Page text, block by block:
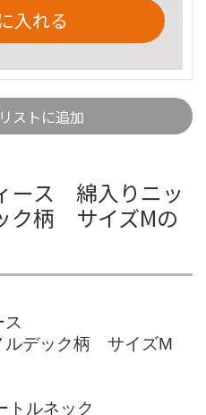
入れる
ストに追加
ース 綿入りニッ
ク柄 サイズMの
ス
デック柄 サイズM
トルネック